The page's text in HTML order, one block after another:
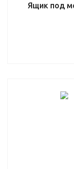
Ящик под